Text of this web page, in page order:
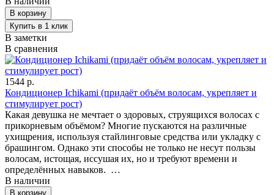
В заметки
В сравнения
1544 р.
Кондиционер Ichikami (придаёт объём волосам, укрепляет и
стимулирует рост)
Какая девушка не мечтает о здоровых, струящихся волосах с
прикорневым объёмом? Многие пускаются на различные
ухищрения, используя стайлинговые средства или укладку с
брашингом. Однако эти способы не только не несут пользы
волосам, истощая, иссушая их, но и требуют времени и
определённых навыков. …
В наличии